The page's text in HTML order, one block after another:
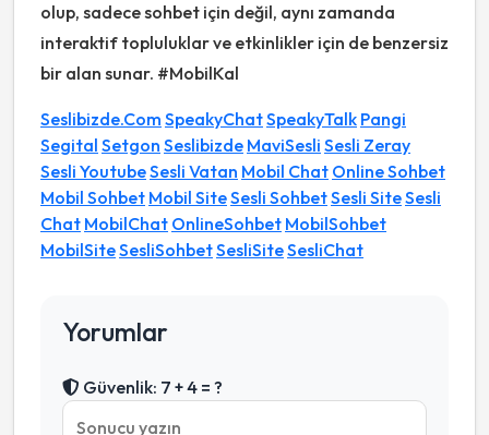
olup, sadece sohbet için değil, aynı zamanda
interaktif topluluklar ve etkinlikler için de benzersiz
bir alan sunar. #MobilKal
Seslibizde.Com SpeakyChatSpeakyTalk Pangi
Segital Setgon Seslibizde MaviSesli Sesli Zeray
Sesli YoutubeSesli Vatan Mobil Chat Online Sohbet
Mobil Sohbet Mobil SiteSesli SohbetSesli SiteSesli
Chat MobilChat OnlineSohbet MobilSohbet
MobilSiteSesliSohbetSesliSiteSesliChat
Yorumlar
Güvenlik: 7 + 4 = ?